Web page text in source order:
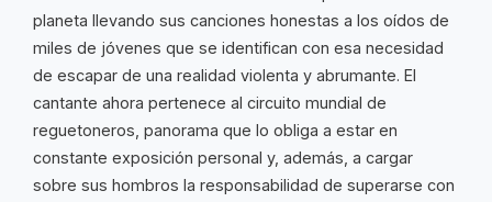
planeta llevando sus canciones honestas a los oídos de
miles de jóvenes que se identifican con esa necesidad
de escapar de una realidad violenta y abrumante. El
cantante ahora pertenece al circuito mundial de
reguetoneros, panorama que lo obliga a estar en
constante exposición personal y, además, a cargar
sobre sus hombros la responsabilidad de superarse con